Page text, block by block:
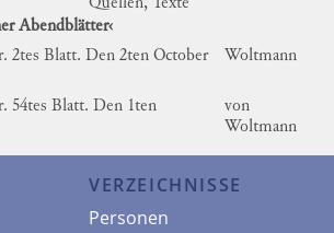
Abendblätter‹
2tes Blatt. Den 2ten October
Woltmann
54tes Blatt. Den 1ten
von
Woltmann
VERZEICHNISSE
Personen